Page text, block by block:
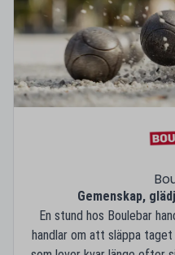
Gemenskap,
En stund hos Boulebar
handlar om att släppa taget